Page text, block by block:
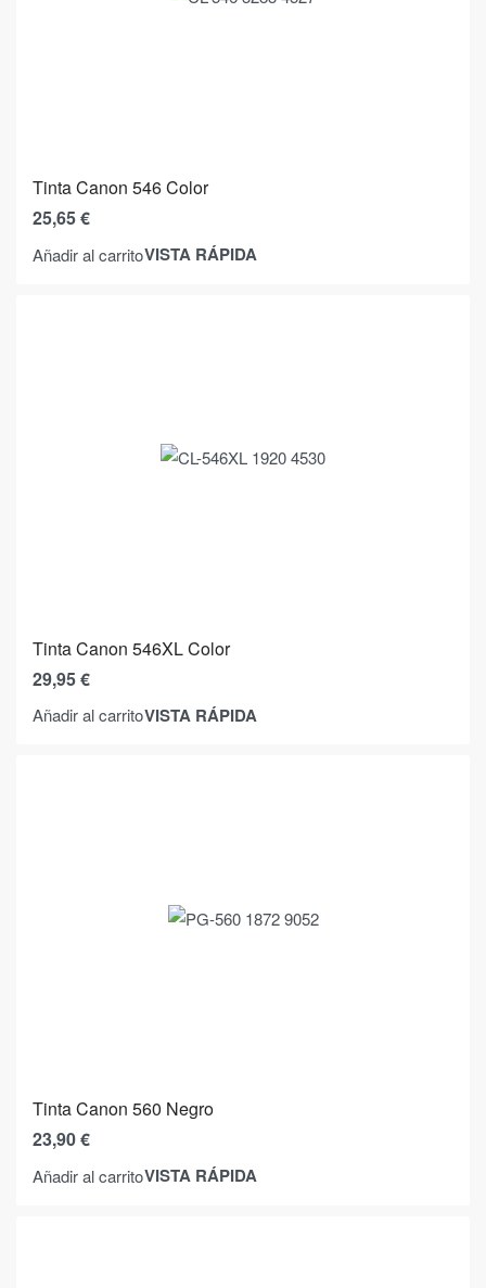
Tinta Canon 546 Color
25,65€
Añadir al carritoVISTA RÁPIDA
Tinta Canon 546XL Color
29,95€
Añadir al carritoVISTA RÁPIDA
Tinta Canon 560 Negro
23,90€
Añadir al carritoVISTA RÁPIDA